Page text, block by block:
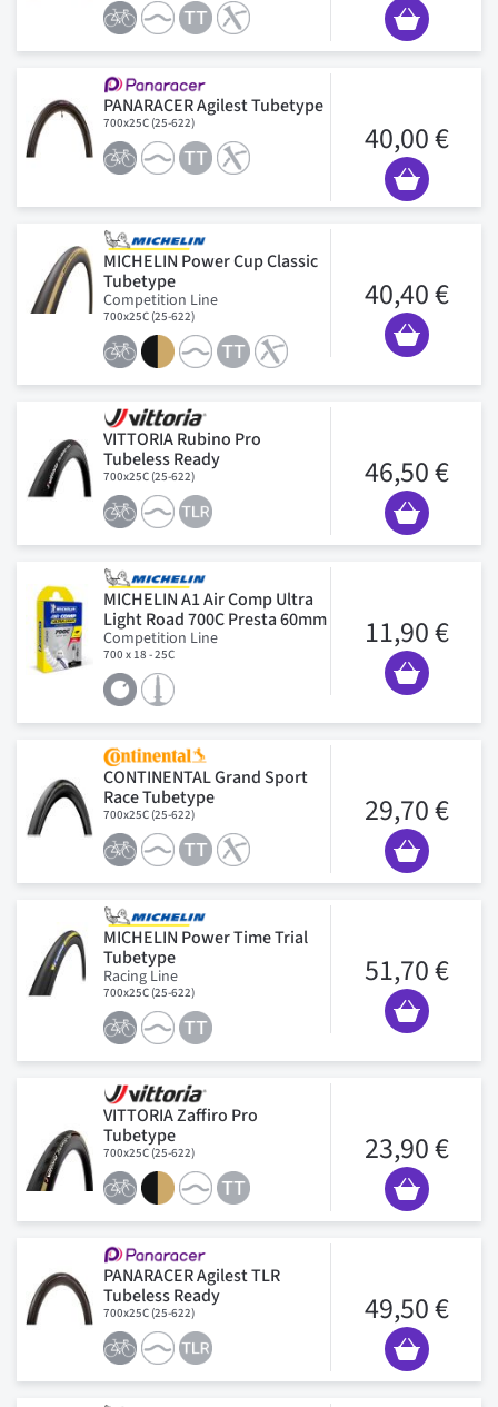
PANARACER Agilest Tubetype
700x25C (25-622) 40,00 €
MICHELIN Power Cup Classic
Tubetype
Competition Line
700x25C (25-622)
40,40 €
VITTORIA Rubino Pro
Tubeless Ready
700x25C (25-622) 46,50 €
MICHELIN A1 Air Comp Ultra
Light Road 700C Presta 60mm
Competition Line
700 x 18 - 25C
11,90 €
CONTINENTAL Grand Sport
Race Tubetype
700x25C (25-622) 29,70 €
MICHELIN Power Time Trial
Tubetype
Racing Line
700x25C (25-622)
51,70 €
VITTORIA Zaffiro Pro
Tubetype
700x25C (25-622) 23,90 €
PANARACER Agilest TLR
Tubeless Ready
700x25C (25-622) 49,50 €